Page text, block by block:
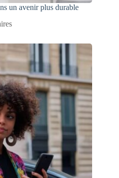
un avenir plus durable